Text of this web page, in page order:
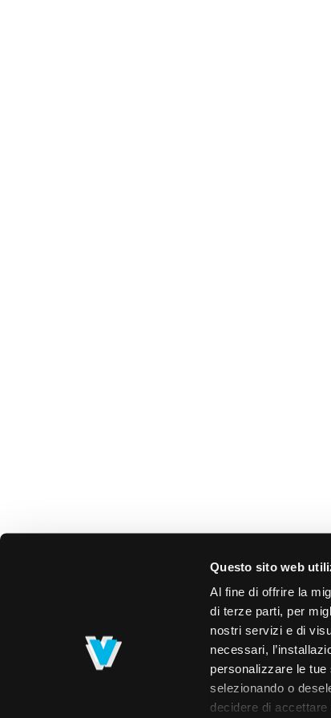
Questo sito web
Al fine di offrire la
di terze parti, per
nostri servizi e di
necessari,
personalizzare le tue
selezionando o
decidere di